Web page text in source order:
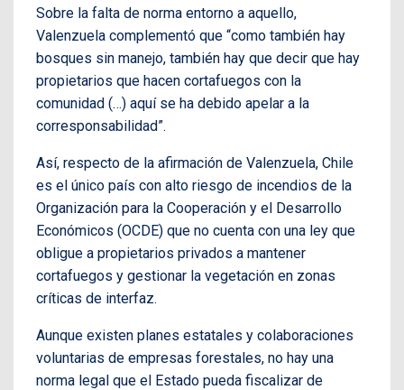
Sobre la falta de norma entorno a aquello,
Valenzuela complementó que “como también hay
bosques sin manejo, también hay que decir que hay
propietarios que hacen cortafuegos con la
comunidad (…) aquí se ha debido apelar a la
corresponsabilidad”.
Así, respecto de la afirmación de Valenzuela, Chile
es el único país con alto riesgo de incendios de la
Organización para la Cooperación y el Desarrollo
Económicos (OCDE) que no cuenta con una ley que
obligue a propietarios privados a mantener
cortafuegos y gestionar la vegetación en zonas
críticas de interfaz.
Aunque existen planes estatales y colaboraciones
voluntarias de empresas forestales, no hay una
norma legal que el Estado pueda fiscalizar de